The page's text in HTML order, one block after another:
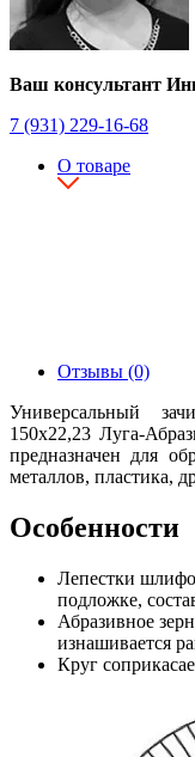
Ваш консультант
7 (931) 229-16-68
О товаре
Отзывы (0)
Универсальный
150х22,23 Луга-
предназначен для
металлов, пластика,
Особенности
Лепестки
подложке,
Абразивное
изнашивается
Круг